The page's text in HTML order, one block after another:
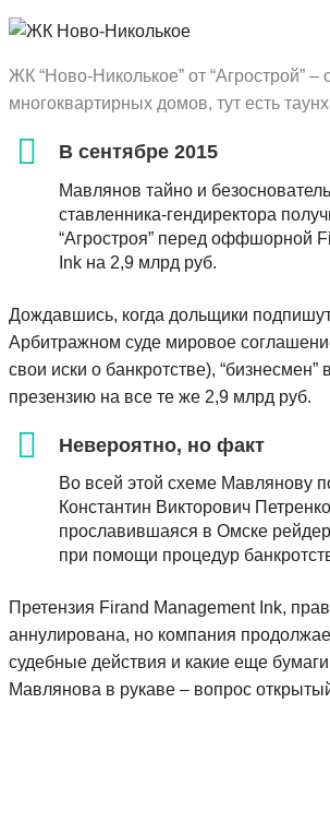
ЖК “Ново-Николькое” от
многоквартирных домов, тут есть
В сентябре 2015
Мавлянов тайно и
ставленника-гендиректора
“Агростроя” перед оффшорной
Ink на 2,9 млрд руб.
Дождавшись, когда дольщики
Арбитражном суде мировое
свои иски о банкротстве), “бизнесмен”
презензию на все те же 2,9 млрд руб.
Невероятно, но факт
Во всей этой схеме Мавлянову
Константин Викторович
прославившаяся в Омске
при помощи процедур
Претензия Firand Management Ink,
аннулирована, но компания
судебные действия и какие еще
Мавлянова в рукаве – вопрос